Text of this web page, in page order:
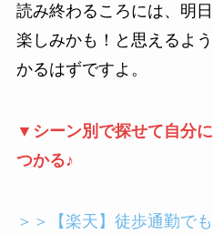
読み終わるころには、明
楽しみかも！と思えるよ
かるはずですよ。
▼シーン別で探せて自分
つかる♪
＞＞【楽天】徒歩通勤で